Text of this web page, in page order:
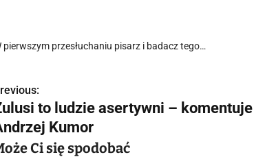
pierwszym przesłuchaniu pisarz i badacz tego…
to ludzie asertywni – komentuje
Kumor
Ci się spodobać